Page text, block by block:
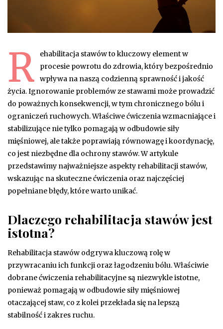
R
ehabilitacja stawów to kluczowy element w
procesie powrotu do zdrowia, który bezpośrednio
wpływa na naszą codzienną sprawność i jakość
życia. Ignorowanie problemów ze stawami może prowadzić
do poważnych konsekwencji, w tym chronicznego bólu i
ograniczeń ruchowych. Właściwe ćwiczenia wzmacniające i
stabilizujące nie tylko pomagają w odbudowie siły
mięśniowej, ale także poprawiają równowagę i koordynację,
co jest niezbędne dla ochrony stawów. W artykule
przedstawimy najważniejsze aspekty rehabilitacji stawów,
wskazując na skuteczne ćwiczenia oraz najczęściej
popełniane błędy, które warto unikać.
Dlaczego rehabilitacja stawów jest
istotna?
Rehabilitacja stawów odgrywa kluczową rolę w
przywracaniu ich funkcji oraz łagodzeniu bólu. Właściwie
dobrane ćwiczenia rehabilitacyjne są niezwykle istotne,
ponieważ pomagają w odbudowie siły mięśniowej
otaczającej staw, co z kolei przekłada się na lepszą
stabilność i zakres ruchu.